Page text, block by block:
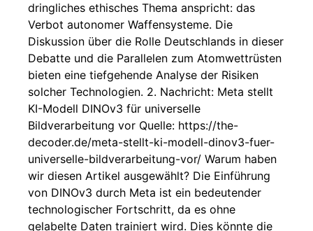
dringliches ethisches Thema anspricht: das
Verbot autonomer Waffensysteme. Die
Diskussion über die Rolle Deutschlands in dieser
Debatte und die Parallelen zum Atomwettrüsten
bieten eine tiefgehende Analyse der Risiken
solcher Technologien. 2. Nachricht: Meta stellt
KI-Modell DINOv3 für universelle
Bildverarbeitung vor Quelle: https://the-
decoder.de/meta-stellt-ki-modell-dinov3-fuer-
universelle-bildverarbeitung-vor/ Warum haben
wir diesen Artikel ausgewählt? Die Einführung
von DINOv3 durch Meta ist ein bedeutender
technologischer Fortschritt, da es ohne
gelabelte Daten trainiert wird. Dies könnte die